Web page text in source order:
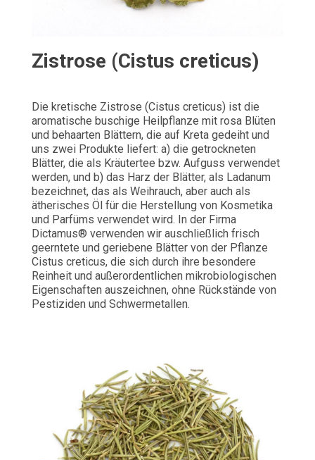
Zistrose (Cistus creticus)
Die kretische Zistrose (Cistus creticus) ist die
aromatische buschige Heilpflanze mit rosa Blüten
und behaarten Blättern, die auf Kreta gedeiht und
uns zwei Produkte liefert: a) die getrockneten
Blätter, die als Kräutertee bzw. Aufguss verwendet
werden, und b) das Harz der Blätter, als Ladanum
bezeichnet, das als Weihrauch, aber auch als
ätherisches Öl für die Herstellung von Kosmetika
und Parfüms verwendet wird. In der Firma
Dictamus® verwenden wir auschließlich frisch
geerntete und geriebene Blätter von der Pflanze
Cistus creticus, die sich durch ihre besondere
Reinheit und außerordentlichen mikrobiologischen
Eigenschaften auszeichnen, ohne Rückstände von
Pestiziden und Schwermetallen.